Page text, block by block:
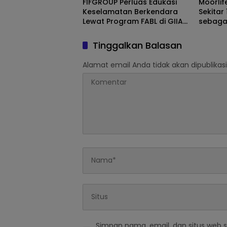
Keselamatan Berkendara
Lewat Program FABL di GIIAS
Sekitar
Tinggalkan Balasan
Alamat email Anda tidak akan